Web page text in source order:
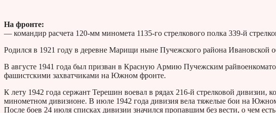
На фронте:
— командир расчета 120-мм миномета 1135-го стрелкового полка 339-й
Родился в 1921 году в деревне Марищи ныне Пучежского района Ивановской
В августе 1941 года был призван в Красную Армию Пучежским
фашистскими захватчиками на Южном фронте.
К лету 1942 года сержант Терешин воевал в рядах 216-й стрелковой дивизии,
минометном дивизионе. В июле 1942 года дивизия вела тяжелые бои на
После боев 24 июля списках дивизии значился пропавшим без вести, о чем